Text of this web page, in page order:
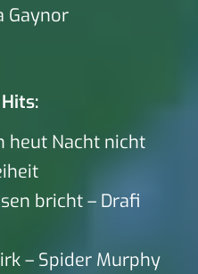
Gaynor
heut Nacht nicht
bricht – Drafi
– Spider Murphy